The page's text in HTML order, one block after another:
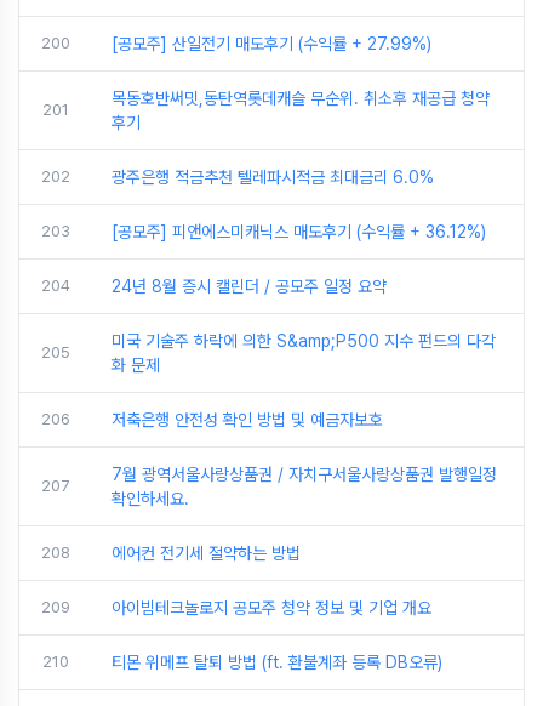
200 [공모주] 산일전기 매도후기 (수익률 + 27.99%)
201
목동호반써밋,동탄역롯데캐슬 무순위. 취소후 재공급 청약
후기
202 광주은행 적금추천 텔레파시적금 최대금리 6.0%
203 [공모주] 피앤에스미캐닉스 매도후기 (수익률 + 36.12%)
204 24년 8월 증시 캘린더 / 공모주 일정 요약
205
미국 기술주 하락에 의한 S&amp;P500 지수 펀드의 다각
화 문제
206 저축은행 안전성 확인 방법 및 예금자보호
207
7월 광역서울사랑상품권 / 자치구서울사랑상품권 발행일정
확인하세요.
208 에어컨 전기세 절약하는 방법
209 아이빔테크놀로지 공모주 청약 정보 및 기업 개요
210 티몬 위메프 탈퇴 방법 (ft. 환불계좌 등록 DB오류)